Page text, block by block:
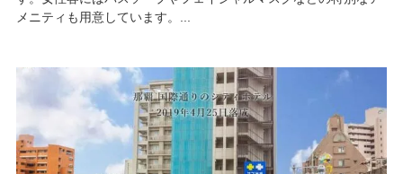
メニティも用意しています。...